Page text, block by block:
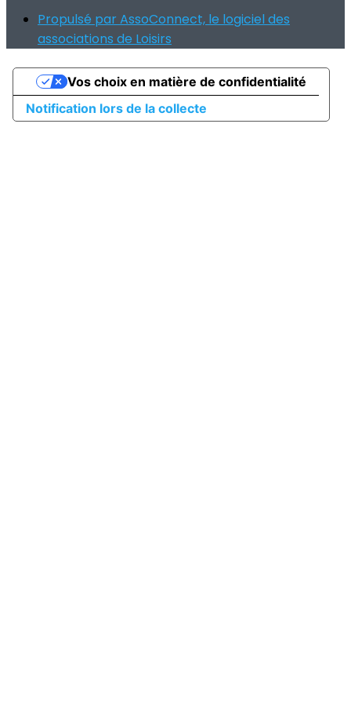
Propulsé par AssoConnect, le logiciel des
associations de Loisirs
Notification lors de la collecte
Vos choix en matière de confidentialité